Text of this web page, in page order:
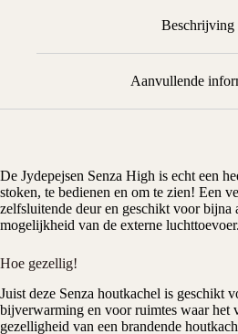
Beschrijving
Aanvullende
De Jydepejsen Senza High is echt een
stoken, te bedienen en om te zien! Een
zelfsluitende deur en geschikt voor bijna
mogelijkheid van de externe luchttoevoer.
Hoe gezellig!
Juist deze Senza houtkachel is geschikt
bijverwarming en voor ruimtes waar het
gezelligheid van een brandende